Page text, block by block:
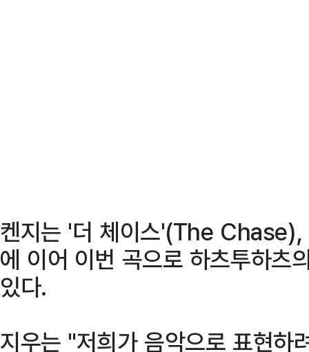
켄지는 '더 체이스'(The
에 이어 이번 곡으로 하츠투하츠
있다.
지우는 "저희가 음악으로 표현하